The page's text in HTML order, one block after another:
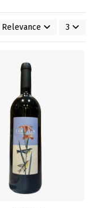
Relevance 3